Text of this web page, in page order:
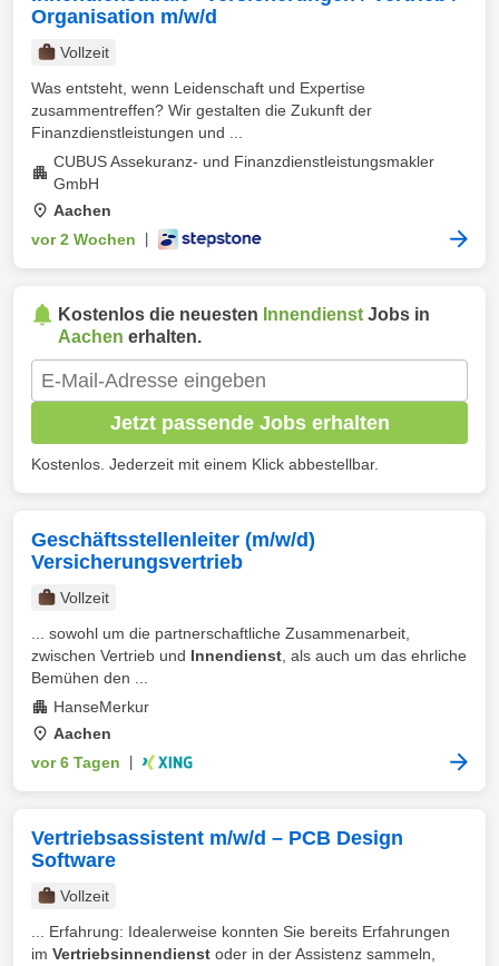
Organisation m/w/d
Vollzeit
Was entsteht, wenn Leidenschaft und Expertise
zusammentreffen? Wir gestalten die Zukunft der
Finanzdienstleistungen und ...
CUBUS Assekuranz- und Finanzdienstleistungsmakler
GmbH
Aachen
vor 2 Wochen
Kostenlos die neuesten Innendienst Jobs in
Aachen erhalten.
Jetzt passende Jobs erhalten
Kostenlos. Jederzeit mit einem Klick abbestellbar.
Geschäftsstellenleiter (m/w/d)
Versicherungsvertrieb
Vollzeit
... sowohl um die partnerschaftliche Zusammenarbeit,
zwischen Vertrieb und Innendienst , als auch um das ehrliche
Bemühen den ...
HanseMerkur
Aachen
vor 6 Tagen
Vertriebsassistent m/w/d – PCB Design
Software
Vollzeit
... Erfahrung: Idealerweise konnten Sie bereits Erfahrungen
im Vertriebsinnendienst oder in der Assistenz sammeln,